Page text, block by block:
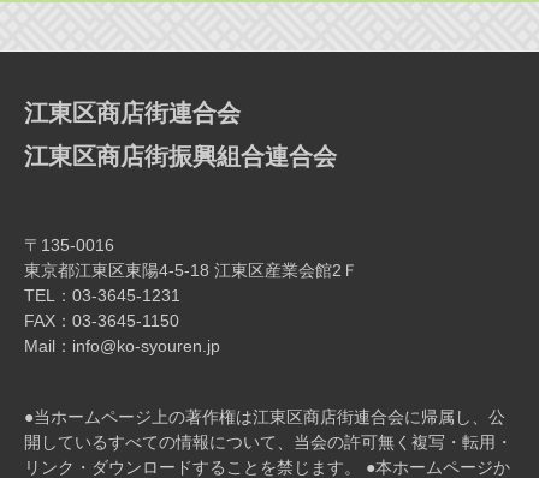
江東区商店街連合会
江東区商店街振興組合連合会
〒135-0016
東京都江東区東陽4-5-18 江東区産業会館2Ｆ
TEL：03-3645-1231
FAX：03-3645-1150
Mail：info@ko-syouren.jp
●当ホームページ上の著作権は江東区商店街連合会に帰属し、公
開しているすべての情報について、当会の許可無く複写・転⽤・
リンク・ダウンロードすることを禁じます。 ●本ホームページか